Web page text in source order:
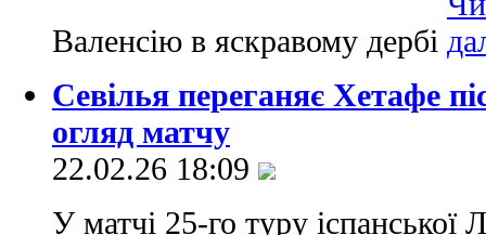
Валенсію в яскравому дербі
Севілья переганяє Хетафе
огляд матчу
22.02.26 18:09
У матчі 25-го туру іспанської